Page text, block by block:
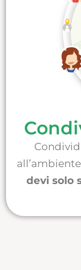
devi solo